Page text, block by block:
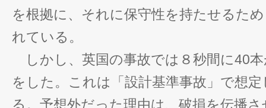
を根拠に、それに保守性を持たせるた
れている。
しかし、英国の事故では８秒間に40
をした。これは「設計基準事故」で想
る。予想外だった理由は、破損を伝播